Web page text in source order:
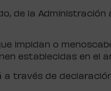
de la
impidan o
establecidas en el
a través de